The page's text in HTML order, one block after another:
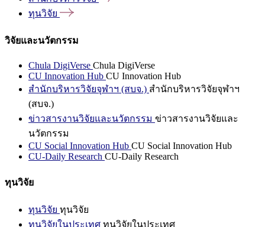
ทุนวิจัย
วิจัยและนวัตกรรม
Chula DigiVerse Chula DigiVerse
CU Innovation Hub CU Innovation Hub
สำนักบริหารวิจัยจุฬาฯ (สบจ.) สำนักบริหารวิจัยจุฬาฯ
(สบจ.)
ข่าวสารงานวิจัยและนวัตกรรม ข่าวสารงานวิจัยและ
นวัตกรรม
CU Social Innovation Hub CU Social Innovation Hub
CU-Daily Research CU-Daily Research
ทุนวิจัย
ทุนวิจัย ทุนวิจัย
ทุนวิจัยในประเทศ ทุนวิจัยในประเทศ